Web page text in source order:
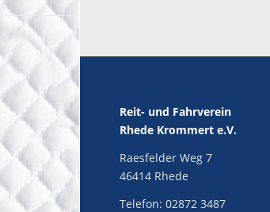
Reit- und Fahrverein
Rhede Krommert e.V.
Raesfelder Weg 7
46414 Rhede
Telefon: 02872 3487